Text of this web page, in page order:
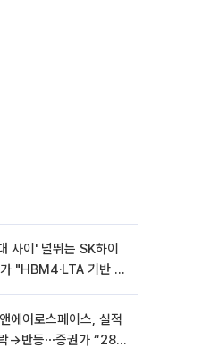
사이' 널뛰는 SK하이
"HBM4·LTA 기반 펀
에어로스페이스, 실적
→반등⋯증권가 “28년